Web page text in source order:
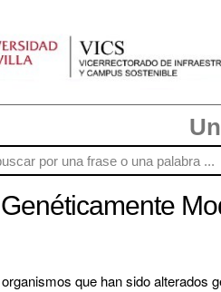
que han sido alterados